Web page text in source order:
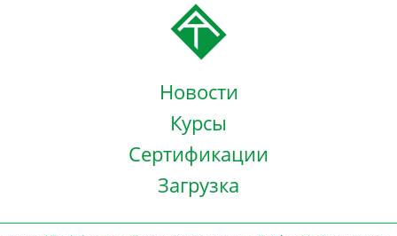
Новости
Курсы
Сертификации
Загрузка